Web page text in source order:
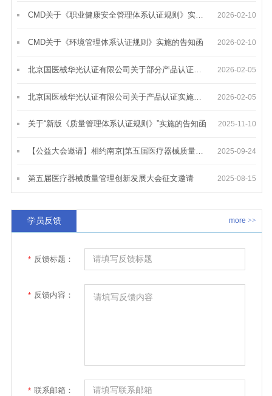
CMD关于《职业健康安全管理体系认证规则》实施的告知函 2026-02-10
CMD关于《环境管理体系认证规则》实施的告知函 2026-02-10
北京国医械华光认证有限公司关于部分产品认证标准升版变更通知 2026-02-05
北京国医械华光认证有限公司关于产品认证实施规则变更的通知 2026-02-05
关于“新版《质量管理体系认证规则》”实施的告知函 2025-11-10
【公益大会邀请】相约南京|第五届医疗器械质量管理创新发展大会 2025-09-24
第五届医疗器械质量管理创新发展大会征文邀请 2025-08-15
学员反馈 more>>
* 反馈标题：
* 反馈内容：
* 联系邮箱：